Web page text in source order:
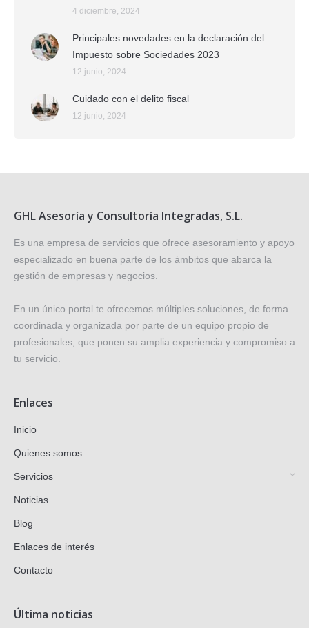
4 diciembre, 2024
Principales novedades en la declaración del
Impuesto sobre Sociedades 2023
12 junio, 2024
Cuidado con el delito fiscal
12 junio, 2024
GHL Asesoría y Consultoría Integradas, S.L.
Es una empresa de servicios que ofrece asesoramiento y apoyo
especializado en buena parte de los ámbitos que abarca la
gestión de empresas y negocios.
En un único portal te ofrecemos múltiples soluciones, de forma
coordinada y organizada por parte de un equipo propio de
profesionales, que ponen su amplia experiencia y compromiso a
tu servicio.
Enlaces
Inicio
Quienes somos
Servicios
Noticias
Blog
Enlaces de interés
Contacto
Última noticias